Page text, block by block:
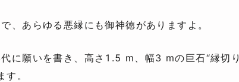
、あらゆる悪縁にも御神徳がありますよ。
に願いを書き、高さ1.5 m、幅3 mの巨石“縁切り
。